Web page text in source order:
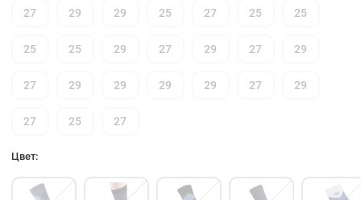
27 29 29 25 27 25 25
25 25 29 27 29 27 29
27 29 29 29 29 27 29
27 25 27
Цвет: